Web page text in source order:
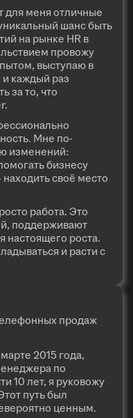
для меня отличные
шанс быть
на рынке HR в
провожу
выступаю в
каждый раз
за то, что
Мне по-
изменений:
бизнесу
своё место
работа. Это
поддерживают
настоящего роста.
и расти с
продаж
2015 года,
по
10 лет, я руковожу
путь был
ценным.